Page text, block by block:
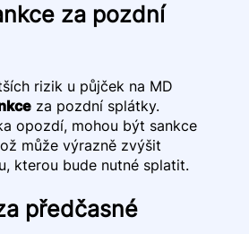
za pozdní
rizik u půjček na MD
za pozdní splátky.
opozdí, mohou být sankce
může výrazně zvýšit
kterou bude nutné splatit.
předčasné